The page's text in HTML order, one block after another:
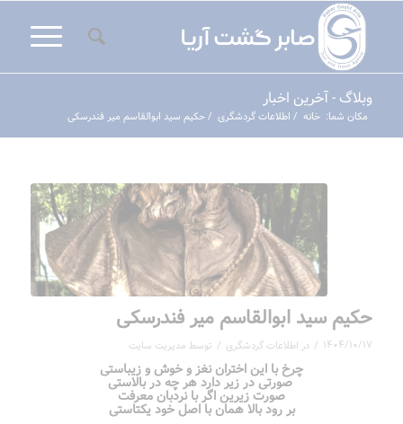
وبلاگ - آخرین اخبار
مکان شما: خانه / اطلاعات گردشگری /حکیم سید ابوالقاسم میر فندرسکی
حکیم سید ابوالقاسم میر فندرسکی
۱۴۰۴/۱۰/۱۷ / در اطلاعات گردشگری / توسط مدیریت سایت
چرخ با این اختران نغز و خوش و زیباستی
صورتی در زیر دارد هر چه در بالاستی
صورت زیرین اگر با نردبان معرفت
بر رود بالا همان با اصل خود یکتاستی